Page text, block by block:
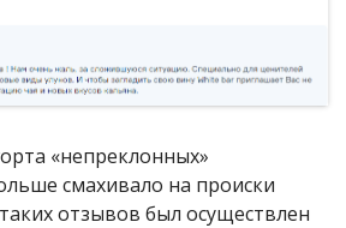
«непреклонных»
смахивало на происки
отзывов был осуществлен